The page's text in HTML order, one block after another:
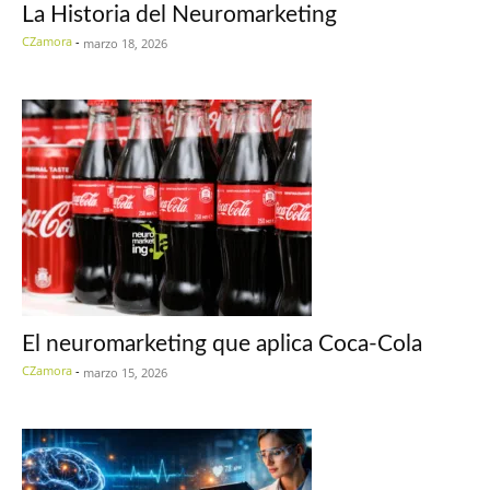
La Historia del Neuromarketing
CZamora - marzo 18, 2026
El neuromarketing que aplica Coca-Cola
CZamora - marzo 15, 2026